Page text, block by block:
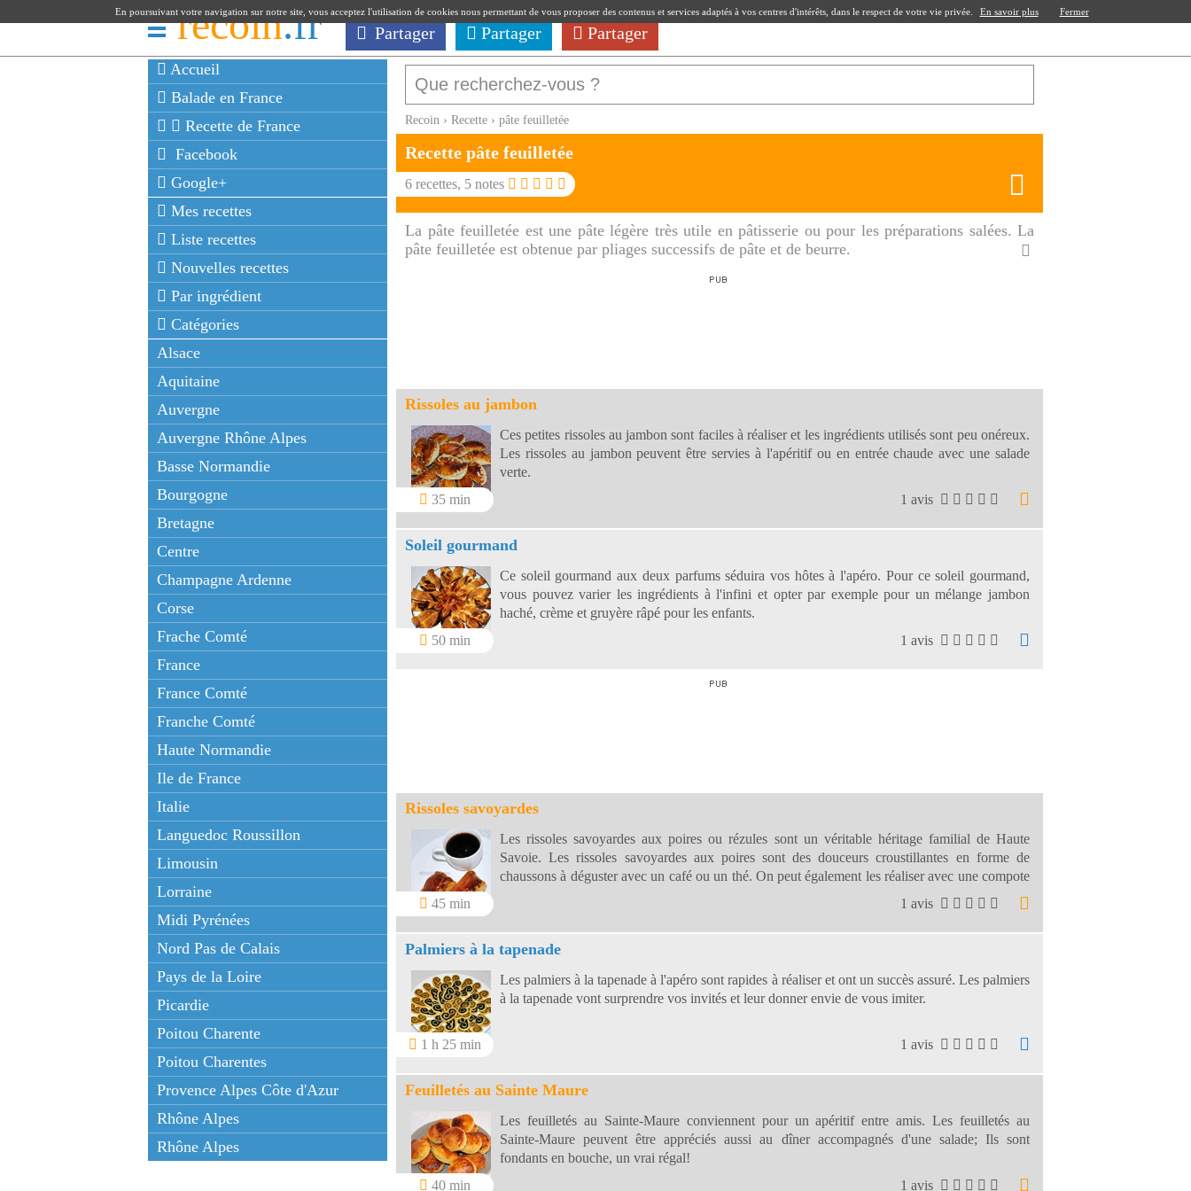
recoin.fr Partager Partager Partager
Accueil
Balade en France
Recette de France
Facebook
Google+
Mes recettes
Liste recettes
Nouvelles recettes
Par ingrédient
Catégories
Alsace
Aquitaine
Auvergne
Auvergne Rhône Alpes
Basse Normandie
Bourgogne
Bretagne
Centre
Champagne Ardenne
Corse
Frache Comté
France
France Comté
Franche Comté
Haute Normandie
Ile de France
Italie
Languedoc Roussillon
Limousin
Lorraine
Midi Pyrénées
Nord Pas de Calais
Pays de la Loire
Picardie
Poitou Charente
Poitou Charentes
Provence Alpes Côte d'Azur
Rhône Alpes
Rhône Alpes
Recoin › Recette › pâte feuilletée
Recette pâte feuilletée
6 recettes, 5 notes
La pâte feuilletée est une pâte légère très utile en pâtisserie ou pour les préparations salées. La
pâte feuilletée est obtenue par pliages successifs de pâte et de beurre.
Rissoles au jambon
35 min
Ces petites rissoles au jambon sont faciles à réaliser et les ingrédients utilisés sont peu onéreux.
Les rissoles au jambon peuvent être servies à l'apéritif ou en entrée chaude avec une salade
verte.
1 avis
Soleil gourmand
50 min
Ce soleil gourmand aux deux parfums séduira vos hôtes à l'apéro. Pour ce soleil gourmand,
vous pouvez varier les ingrédients à l'infini et opter par exemple pour un mélange jambon
haché, crème et gruyère râpé pour les enfants.
1 avis
Rissoles savoyardes
45 min
Les rissoles savoyardes aux poires ou rézules sont un véritable héritage familial de Haute
Savoie. Les rissoles savoyardes aux poires sont des douceurs croustillantes en forme de
chaussons à déguster avec un café ou un thé. On peut également les réaliser avec une compote
1 avis
Palmiers à la tapenade
1 h 25 min
Les palmiers à la tapenade à l'apéro sont rapides à réaliser et ont un succès assuré. Les palmiers
à la tapenade vont surprendre vos invités et leur donner envie de vous imiter.
1 avis
Feuilletés au Sainte Maure
40 min
Les feuilletés au Sainte-Maure conviennent pour un apéritif entre amis. Les feuilletés au
Sainte-Maure peuvent être appréciés aussi au dîner accompagnés d'une salade; Ils sont
fondants en bouche, un vrai régal!
1 avis
En poursuivant votre navigation sur notre site, vous acceptez l'utilisation de cookies nous permettant de vous proposer des contenus et services adaptés à vos centres d'intérêts, dans le respect de votre vie privée. En savoir plus Fermer